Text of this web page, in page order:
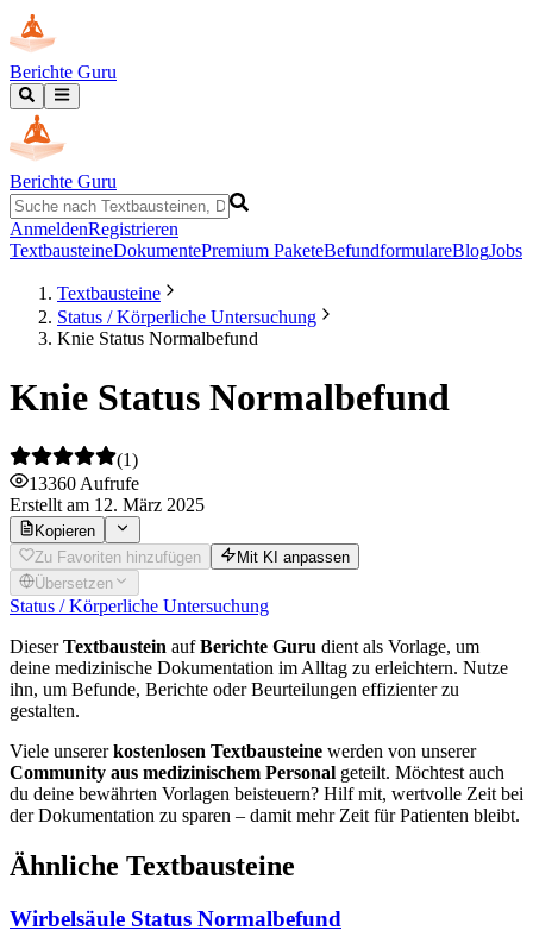
Berichte Guru
Berichte Guru
AnmeldenRegistrieren
TextbausteineDokumentePremium PaketeBefundformulareBlogJobs
Textbausteine
Status / Körperliche Untersuchung
Knie Status Normalbefund
Knie Status Normalbefund
(1)
13360 Aufrufe
Erstellt am 12. März 2025
Kopieren
Zu Favoriten hinzufügen
Mit KI anpassen
Übersetzen
Status / Körperliche Untersuchung
DieserTextbaustein aufBerichte Guru dient als Vorlage, um
deine medizinische Dokumentation im Alltag zu erleichtern. Nutze
ihn, um Befunde, Berichte oder Beurteilungen effizienter zu
gestalten.
Viele unsererkostenlosen Textbausteine werden von unserer
Community aus medizinischem Personal geteilt. Möchtest auch
du deine bewährten Vorlagen beisteuern? Hilf mit, wertvolle Zeit bei
der Dokumentation zu sparen – damit mehr Zeit für Patienten bleibt.
Ähnliche Textbausteine
Wirbelsäule Status Normalbefund